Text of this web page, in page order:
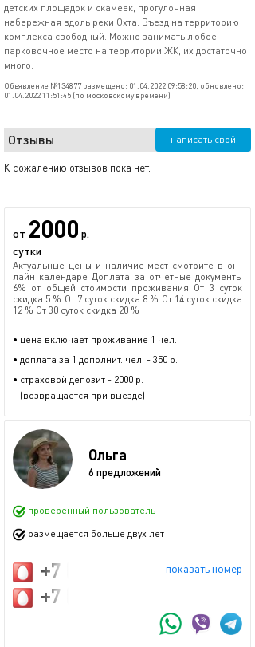
детских площадок и скамеек, прогулочная
набережная вдоль реки Охта. Въезд на территорию
комплекса свободный. Можно занимать любое
парковочное место на территории ЖК, их достаточно
много.
Объявление №134877 размещено: 01.04.2022 09:58:20, обновлено:
01.04.2022 11:51:45 (по московскому времени)
Отзывы написать свой
К сожалению отзывов пока нет.
от 2000 р.
сутки
Актуальные цены и наличие мест смотрите в он-
лайн календаре Доплата за отчетные документы
6% от общей стоимости проживания От 3 суток
скидка 5 % От 7 суток скидка 8 % От 14 суток скидка
12 % От 30 суток скидка 20 %
• цена включает проживание 1 чел.
• доплата за 1 дополнит. чел. - 350 р.
• страховой депозит - 2000 р.
(возвращается при выезде)
Ольга
6 предложений
проверенный пользователь
размещается больше двух лет
показать номер
+7 (911) 098-50-55
+7 (911) 036-31-27